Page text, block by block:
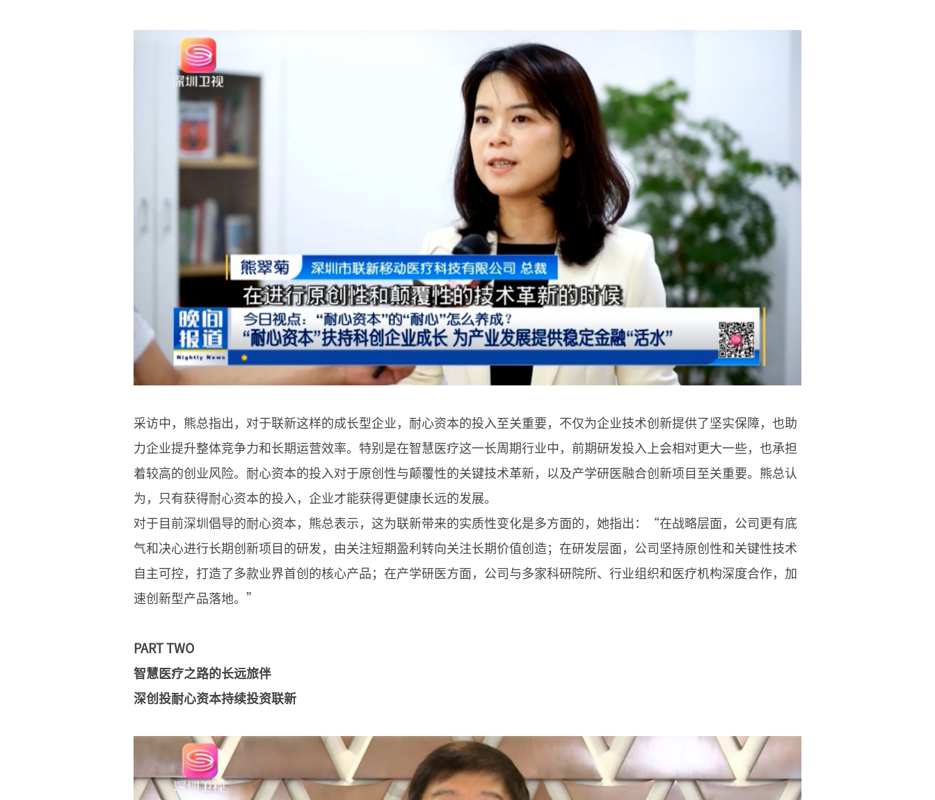
采访中，熊总指出，对于联新这样的成长型企业，耐心资本的投入至关重要，不仅为企业技术创新提供了坚实保障，也助
力企业提升整体竞争力和长期运营效率。特别是在智慧医疗这一长周期行业中，前期研发投入上会相对更大一些，也承担
着较高的创业风险。耐心资本的投入对于原创性与颠覆性的关键技术革新，以及产学研医融合创新项目至关重要。熊总认
为，只有获得耐心资本的投入，企业才能获得更健康长远的发展。
对于目前深圳倡导的耐心资本，熊总表示，这为联新带来的实质性变化是多方面的，她指出：“在战略层面，公司更有底
气和决心进行长期创新项目的研发，由关注短期盈利转向关注长期价值创造；在研发层面，公司坚持原创性和关键性技术
自主可控，打造了多款业界首创的核心产品；在产学研医方面，公司与多家科研院所、行业组织和医疗机构深度合作，加
速创新型产品落地。”
PART TWO
智慧医疗之路的长远旅伴
深创投耐心资本持续投资联新